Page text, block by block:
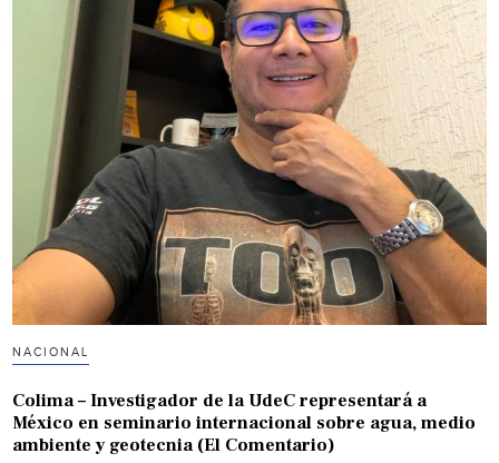
NACIONAL
Colima – Investigador de la UdeC representará a
México en seminario internacional sobre agua, medio
ambiente y geotecnia (El Comentario)